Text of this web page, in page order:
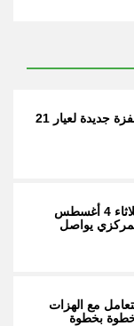
سعر الذهب اليوم في مصر.. قفزة جديدة لعيار 21
سعر الدولار اليوم في مصر الثلاثاء 4 أغسطس
المركزي يواصل
مع الهزات
خطوة بخطوة